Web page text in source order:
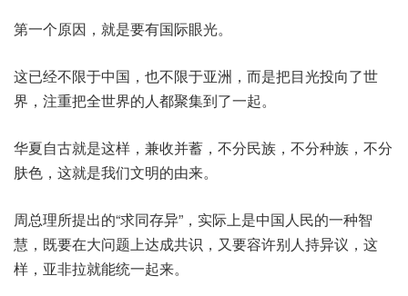
第一个原因，就是要有国际眼光。
这已经不限于中国，也不限于亚洲，而是把目光投向了世
界，注重把全世界的人都聚集到了一起。
华夏自古就是这样，兼收并蓄，不分民族，不分种族，不分
肤色，这就是我们文明的由来。
周总理所提出的“求同存异”，实际上是中国人民的一种智
慧，既要在大问题上达成共识，又要容许别人持异议，这
样，亚非拉就能统一起来。